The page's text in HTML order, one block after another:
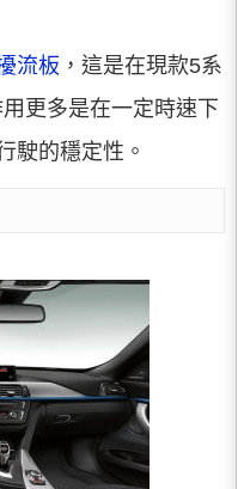
流板 ，這是在現款5系
更多是在一定時速下
駛的穩定性。